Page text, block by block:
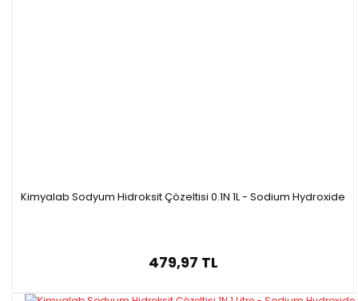
Kimyalab Sodyum Hidroksit Çözeltisi 0.1N 1L - Sodium Hydroxide
479,97 TL